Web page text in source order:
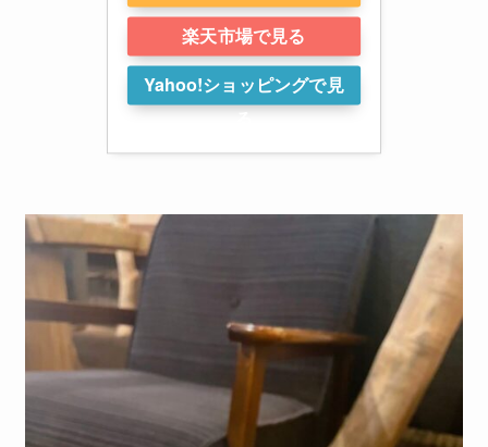
楽天市場で見る
Yahoo!ショッピングで見
る